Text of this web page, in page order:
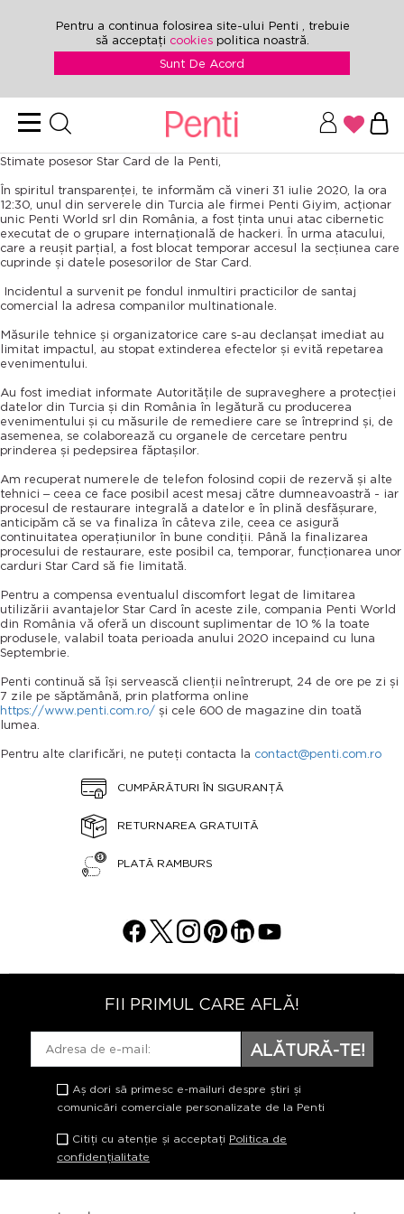
Pentru a continua folosirea site-ului Penti , trebuie
să acceptați cookies politica noastră.
Sunt De Acord
Stimate posesor Star Card de la Penti,
În spiritul transparenței, te informăm că vineri 31 iulie 2020, la ora
12:30, unul din serverele din Turcia ale firmei Penti Giyim, acționar
unic Penti World srl din România, a fost ținta unui atac cibernetic
executat de o grupare internațională de hackeri. În urma atacului,
care a reușit parțial, a fost blocat temporar accesul la secțiunea care
cuprinde și datele posesorilor de Star Card.
Incidentul a survenit pe fondul inmultiri practicilor de santaj
comercial la adresa companilor multinationale.
Măsurile tehnice și organizatorice care s-au declanșat imediat au
limitat impactul, au stopat extinderea efectelor și evită repetarea
evenimentului.
Au fost imediat informate Autoritățile de supraveghere a protecției
datelor din Turcia și din România în legătură cu producerea
evenimentului și cu măsurile de remediere care se întreprind și, de
asemenea, se colaborează cu organele de cercetare pentru
prinderea și pedepsirea făptașilor.
Am recuperat numerele de telefon folosind copii de rezervă și alte
tehnici – ceea ce face posibil acest mesaj către dumneavoastră - iar
procesul de restaurare integrală a datelor e în plină desfășurare,
anticipăm că se va finaliza în câteva zile, ceea ce asigură
continuitatea operațiunilor în bune condiții. Până la finalizarea
procesului de restaurare, este posibil ca, temporar, funcționarea unor
carduri Star Card să fie limitată.
Pentru a compensa eventualul discomfort legat de limitarea
utilizării avantajelor Star Card în aceste zile, compania Penti World
din România vă oferă un discount suplimentar de 10 % la toate
produsele, valabil toata perioada anului 2020 incepaind cu luna
Septembrie.
Penti continuă să își servească clienții neîntrerupt, 24 de ore pe zi și
7 zile pe săptămână, prin platforma online
https://www.penti.com.ro/ și cele 600 de magazine din toată
lumea.
Pentru alte clarificări, ne puteți contacta la contact@penti.com.ro
CUMPĂRĂTURI ÎN SIGURANȚĂ
RETURNAREA GRATUITĂ
PLATĂ RAMBURS
FII PRIMUL CARE AFLĂ!
ALĂTURĂ-TE!
Aș dori să primesc e-mailuri despre știri și
comunicări comerciale personalizate de la Penti
Citiți cu atenție și acceptați Politica de
confidențialitate